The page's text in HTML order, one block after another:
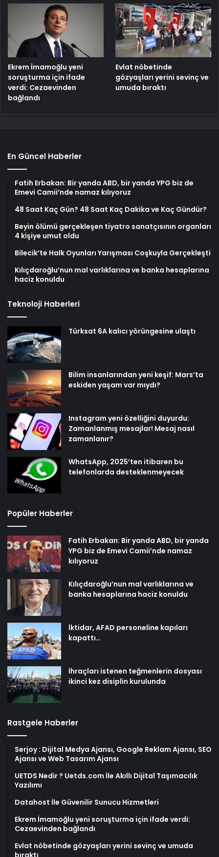
Ekrem İmamoğlu yeni
soruşturma için ifade
verdi: Cezaevinden
bağlandı
Evlat nöbetinde
gözyaşları yerini sevinç ve
umuda bıraktı
En Güncel Haberler
Fatih Erbakan: Bir yanda ABD, bir yanda YPG biz de
Emevi Camii’nde namaz kılıyoruz
48 Saat Kaç Gün? 48 Saat Kaç Dakika ve Kaç Gündür?
Beyin ölümü gerçekleşen tiyatro sanatçısının organları
4 kişiye umut oldu
Bilecik’te Halk Oyunları Yarışması Coşkuyla Gerçekleşti
Kılıçdaroğlu’nun mal varlıklarına ve banka hesaplarına
haciz konuldu
Teknoloji Haberleri
Türksat 6A kalıcı yörüngesine ulaştı
Bilim insanlarından yeni keşif: Mars’ta
eskiden yaşam var mıydı?
Instagram yeni özelliğini duyurdu:
Zamanlanmış mesajlar! Mesaj nasıl
zamanlanır?
WhatsApp, 2025’ten itibaren bu
telefonlarda desteklenmeyecek
Popüler Haberler
Fatih Erbakan: Bir yanda ABD, bir yanda
YPG biz de Emevi Camii’nde namaz
kılıyoruz
Kılıçdaroğlu’nun mal varlıklarına ve
banka hesaplarına haciz konuldu
İktidar, AFAD personeline kapıları
kapattı…
İhraçları istenen teğmenlerin dosyası
ikinci kez disiplin kurulunda
Rastgele Haberler
Serjoy : Dijital Medya Ajansı, Google Reklam Ajansı, SEO
Ajansı ve Web Tasarım Ajansı
UETDS Nedir ? Uetds.com İle Akıllı Dijital Taşımacılık
Yazılımı
Datahost İle Güvenilir Sunucu Hizmetleri
Ekrem İmamoğlu yeni soruşturma için ifade verdi:
Cezaevinden bağlandı
Evlat nöbetinde gözyaşları yerini sevinç ve umuda
bıraktı